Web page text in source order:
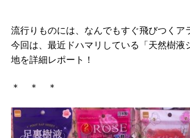
流行りものには、なんでもすぐ飛びつくア
今回は、最近ドハマリしている「天然樹液
地を詳細レポート！
＊ ＊ ＊